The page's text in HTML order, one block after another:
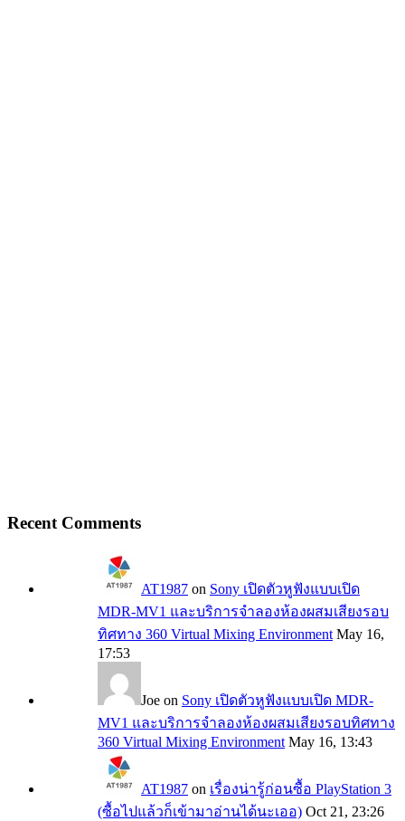
Recent Comments
AT1987 on Sony เปิดตัวหูฟังแบบเปิด
MDR-MV1 และบริการจำลองห้องผสมเสียงรอบ
ทิศทาง 360 Virtual Mixing Environment May 16,
17:53
Joe on Sony เปิดตัวหูฟังแบบเปิด MDR-
MV1 และบริการจำลองห้องผสมเสียงรอบทิศทาง
360 Virtual Mixing Environment May 16, 13:43
AT1987 on เรื่องน่ารู้ก่อนซื้อ PlayStation 3
(ซื้อไปแล้วก็เข้ามาอ่านได้นะเออ) Oct 21, 23:26